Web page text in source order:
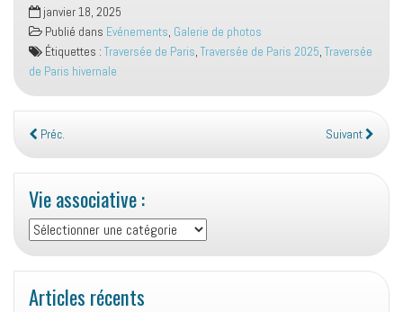
janvier 18, 2025
Publié dans Evénements, Galerie de photos
Étiquettes : Traversée de Paris, Traversée de Paris 2025, Traversée
de Paris hivernale
Préc. Suivant
Vie associative :
Vie
associative
:
Articles récents